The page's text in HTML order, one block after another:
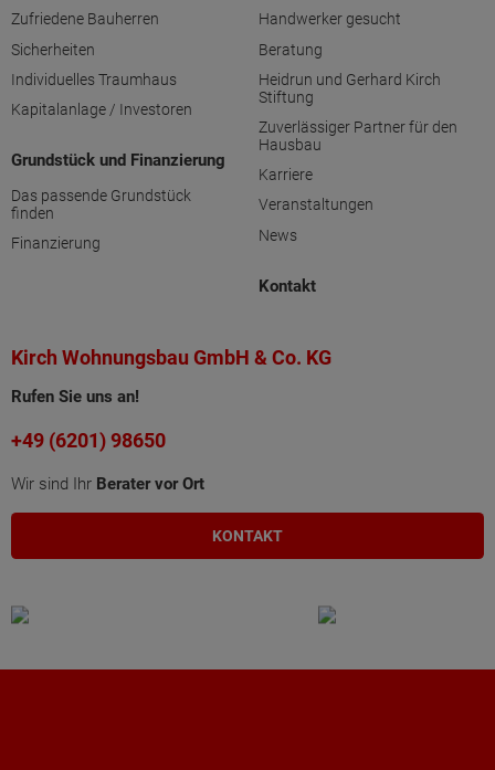
Zufriedene Bauherren
Sicherheiten
Individuelles Traumhaus
Kapitalanlage / Investoren
Grundstück und Finanzierung
Das passende Grundstück
finden
Finanzierung
Handwerker gesucht
Beratung
Heidrun und Gerhard Kirch
Stiftung
Zuverlässiger Partner für den
Hausbau
Karriere
Veranstaltungen
News
Kontakt
Kirch Wohnungsbau GmbH & Co. KG
Rufen Sie uns an!
+49 (6201) 98650
Wir sind Ihr Berater vor Ort
KONTAKT